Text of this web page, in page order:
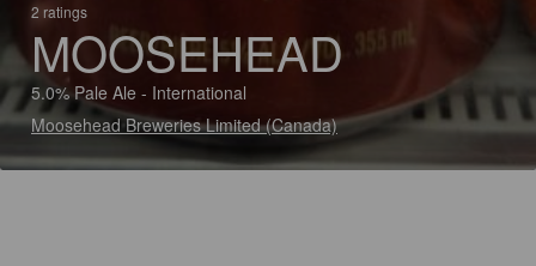
2 ratings
MOOSEHEAD
5.0% Pale Ale - International
Moosehead Breweries Limited (Canada)